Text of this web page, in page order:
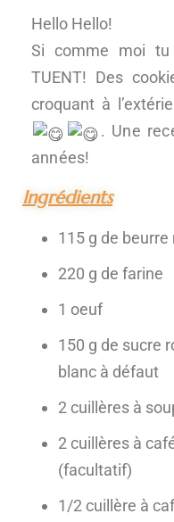
Hello Hello!
Si comme moi tu
TUENT! Des
croquant à
. Une
années!
Ingrédients
115 g de beurre
220 g de farine
1 oeuf
150 g de sucre
blanc à défaut
2 cuillères à
2 cuillères à
(facultatif)
1/2 cuillère à